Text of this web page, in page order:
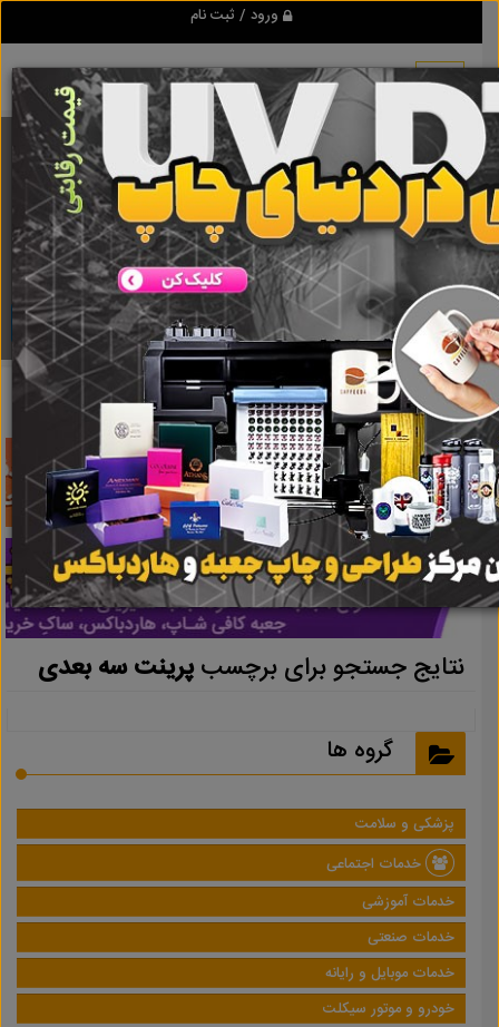
ورود / ثبت نام
برنامه اندروید تبلیغ شو
مرجع نیازمندیها و تبلیغات اینترنتی
دانلود
تبلیغ شو پرینت سه بعدی نتایج جستجو برای برچسبپرینت سه بعدی
نتایج جستجو برای برچسبپرینت سه بعدی
گروه ها
پزشکی و سلامت
خدمات اجتماعی
خدمات آموزشی
خدمات صنعتی
خدمات موبایل و رایانه
خودرو و موتور سیکلت